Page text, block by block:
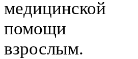
медицинской
помощи
взрослым.